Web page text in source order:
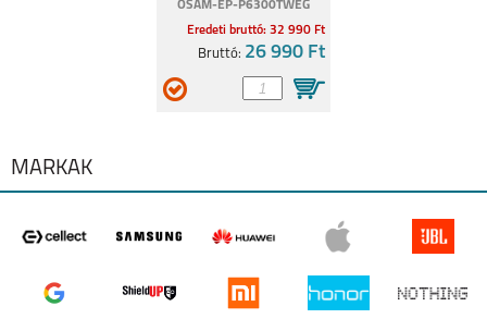
OSAM-EP-P6300TWEG
Eredeti bruttó: 32 990 Ft
Bruttó: 26 990 Ft
MÁRKÁK